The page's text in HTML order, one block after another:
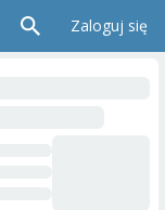
Zaloguj się